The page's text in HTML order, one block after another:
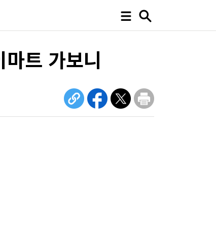
트 가보니